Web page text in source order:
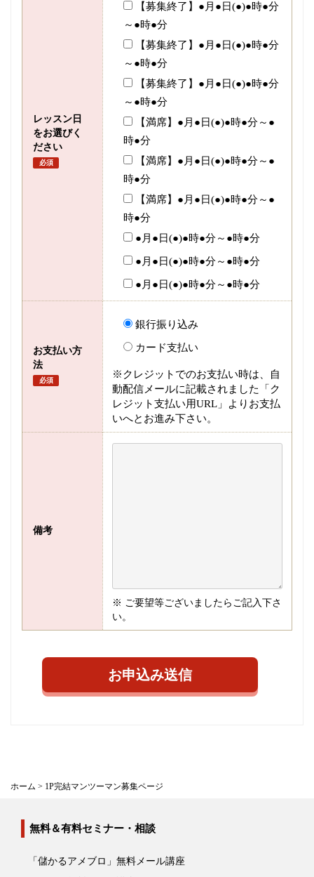
レッスン日
をお選びく
ださい
必須
【募集終了】●月●日(●)●時●分
～●時●分
【募集終了】●月●日(●)●時●分
～●時●分
【募集終了】●月●日(●)●時●分
～●時●分
【満席】●月●日(●)●時●分～●
時●分
【満席】●月●日(●)●時●分～●
時●分
【満席】●月●日(●)●時●分～●
時●分
●月●日(●)●時●分～●時●分
●月●日(●)●時●分～●時●分
●月●日(●)●時●分～●時●分
お支払い方
法
必須
銀行振り込み
カード支払い
※クレジットでのお支払い時は、自
動配信メールに記載されました「ク
レジット支払い用URL」よりお支払
いへとお進み下さい。
備考
※ ご要望等ございましたらご記入下さ
い。
ホーム > 1P完結マンツーマン募集ページ
無料＆有料セミナー・相談
「儲かるアメブロ」無料メール講座